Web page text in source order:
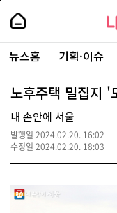
본
로
가
내
손
안
에
서
울
-
서
울
시
대
표
소
털
내
손
에
울
주
요
서
뉴스홈 기획·이슈
노후주택 밀집지
내 손안에 서울
발행일 2024.02.20. 16:02
수정일 2024.02.20. 18:03
페
상
단
로